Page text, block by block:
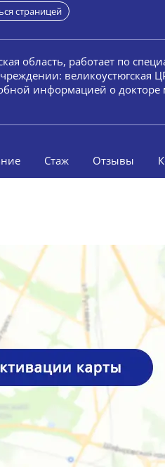
страницей
область, работает по
великоустюгская
информацией о
Стаж Отзывы